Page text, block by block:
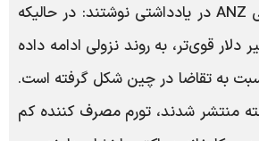
تحلیلگران گروه بانکی ANZ در یادداشتی نوشتند: در حالیکه
قوی‌تر، به روند نزولی ادامه داده
به تقاضا در چین شکل گرفته است.
منتشر شدند، تورم مصرف کننده کم